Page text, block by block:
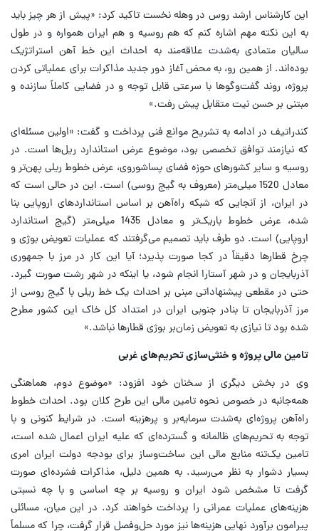
این کارشناس ارشد روس در وهله نخست تاکید کرد: «پیش از هر چیز باید
به این نکته مهم اشاره کنم که هم روسیه و هم ایران همواره و در طول
سالیان متمادی به‌شدت علاقه‌مند به احداث این خط آهن استراتژیک
بوده‌اند. از همین رو، به محض آغاز دور جدید مذاکرات برای عملیاتی کردن
پروژه، روند گفت‌وگوها با سرعتی قابل توجه و در فضایی کاملاً سازنده و
مبتنی بر حسن نیت متقابل پیش رفت.»
کندراتیف در ادامه به تشریح موانع فنی پرداخت و گفت: «اولین مسئله‌ای
که نیازمند توافق تخصصی بود، موضوع عرض استاندارد ریل‌ها است. در
روسیه و سایر کشورهای حوزه فضای پساشوروی، عرض خطوط ریلی پهن‌تر و
معادل 1520 میلی‌متر (معروف به گیج روسی) است. این در حالی است که
در ایران، از آنجایی که شبکه راه‌آهن بر اساس استانداردهای اروپایی بنا
شده، عرض خطوط باریک‌تر و معادل 1435 میلی‌متر (گیج استاندارد
اروپایی) است. دو طرف باید تصمیم می‌گرفتند که عملیات تعویض بوژی و
چرخ قطارها دقیقاً در کجا صورت پذیرد؛ آیا این کار در مرز با جمهوری
آذربایجان و در شهر آستارا انجام شود، یا اینکه در شهر رشت صورت گیرد.
حتی در مقطعی پیشنهاداتی مبنی بر احداث یک خط ریلی با گیج روسی از
مرز آذربایجان تا بنادر جنوبی ایران در امتداد کل خاک این کشور مطرح
شده بود تا نیازی به تعویض زمان‌بر بوژی قطارها نباشد.»
تامین مالی پروژه و خنثی‌سازی تحریم‌های غربی
وی در بخش دیگری از سخنان خود افزود: «موضوع دوم، هماهنگی
همه‌جانبه در خصوص نحوه تامین مالی این طرح کلان بود. احداث خطوط
راه‌آهن پروژه‌ای به‌شدت سرمایه‌بر و پرهزینه است. در شرایط کنونی و با
توجه به تحریم‌های ظالمانه و گسترده‌ای که علیه ایران اعمال شده است،
تامین یک‌تنه منابع مالی این ساخت‌وساز برای بودجه دولت ایران امری
بسیار دشوار به نظر می‌رسید. به همین دلیل، مذاکرات فشرده‌ای صورت
گرفت تا مشخص شود ایران و روسیه بر چه اساسی و با چه نسبتی
هزینه‌های عملیات عمرانی را پرداخت خواهند کرد. در این میان، مسائلی
پیرامون برآورد نهایی هزینه‌ها نیز مورد حل‌وفصل قرار گرفت، چرا که مسلماً